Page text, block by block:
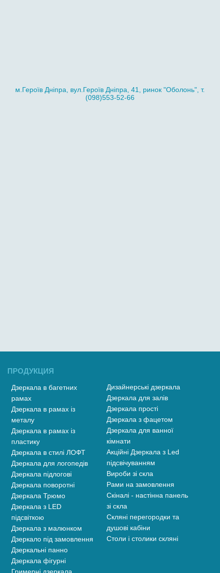
м.Героїв Дніпра, вул.Героїв Дніпра, 41, ринок "Оболонь", т.
(098)553-52-66
ПРОДУКЦИЯ
Дзеркала в багетних
рамах
Дзеркала в рамах із
металу
Дзеркала в рамах із
пластику
Дзеркала в стилі ЛОФТ
Дзеркала для логопедів
Дзеркала підлогові
Дзеркала поворотні
Дзеркала Трюмо
Дзеркала з LED
підсвіткою
Дзеркала з малюнком
Дзеркало під замовлення
Дзеркальні панно
Дзеркала фігурні
Дизайнерські дзеркала
Дзеркала для залів
Дзеркала прості
Дзеркала з фацетом
Дзеркала для ванної
кімнати
Акційні Дзеркала з Led
підсвічуванням
Вироби зі скла
Рами на замовлення
Скіналі - настінна панель
зі скла
Скляні перегородки та
душові кабіни
Столи і столики скляні